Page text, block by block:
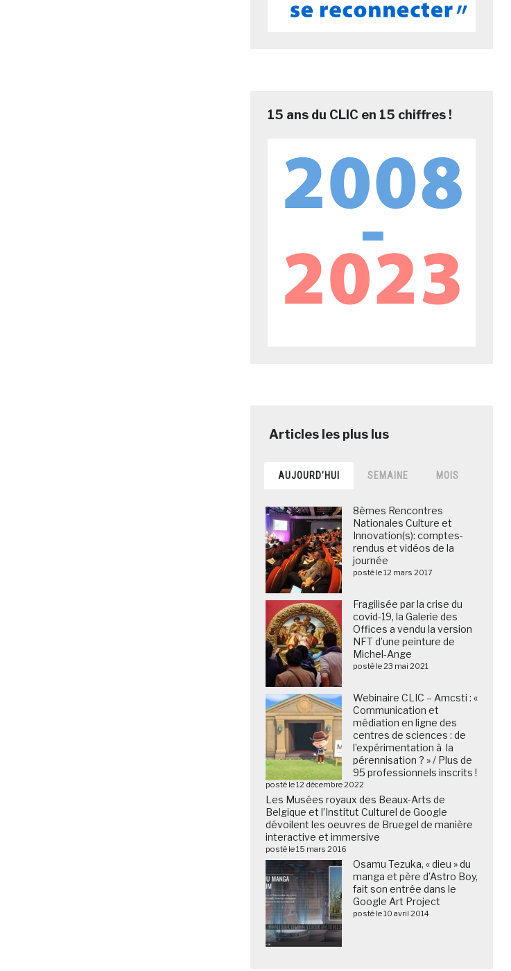
15 ans du CLIC en 15 chiffres !
AUJOURD’HUI SEMAINE MOIS
8èmes Rencontres
Nationales Culture et
Innovation(s): comptes-
rendus et vidéos de la
journée
posté le 12 mars 2017
Fragilisée par la crise du
covid-19, la Galerie des
Offices a vendu la version
NFT d’une peinture de
Michel-Ange
posté le 23 mai 2021
Webinaire CLIC – Amcsti : «
Communication et
médiation en ligne des
centres de sciences : de
l’expérimentation à la
pérennisation ? » / Plus de
95 professionnels inscrits !
posté le 12 décembre 2022
Les Musées royaux des Beaux-Arts de
Belgique et l’Institut Culturel de Google
dévoilent les oeuvres de Bruegel de manière
interactive et immersive
posté le 15 mars 2016
Osamu Tezuka, « dieu » du
manga et père d’Astro Boy,
fait son entrée dans le
Google Art Project
posté le 10 avril 2014